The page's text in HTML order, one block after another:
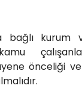
bağlı kurum
önceliği
Akkavaklar
KOCAELİ